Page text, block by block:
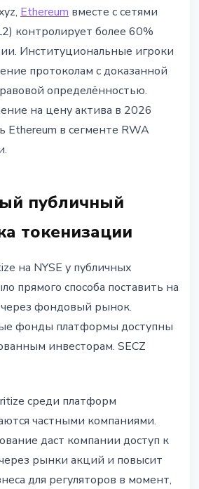
Ethereum вместе с сетями
контролирует более 60%
Институциональные игроки
протоколам с доказанной
определённостью.
на цену актива в 2026
Ethereum в сегменте RWA
публичный
токенизации
на NYSE у публичных
прямого способа поставить на
фондовый рынок.
фонды платформы доступны
инвесторам. SECZ
среди платформ
частными компаниями.
даст компании доступ к
рынки акций и повысит
для регуляторов в момент,